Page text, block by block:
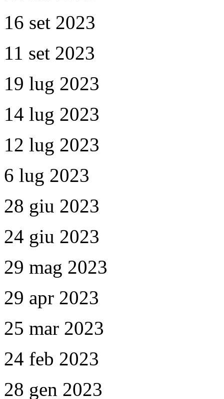
16 set 2023
11 set 2023
19 lug 2023
14 lug 2023
12 lug 2023
6 lug 2023
28 giu 2023
24 giu 2023
29 mag 2023
29 apr 2023
25 mar 2023
24 feb 2023
28 gen 2023